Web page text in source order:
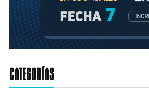
CATEGORÍAS